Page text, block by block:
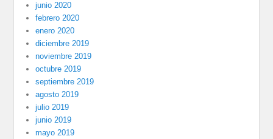
junio 2020
febrero 2020
enero 2020
diciembre 2019
noviembre 2019
octubre 2019
septiembre 2019
agosto 2019
julio 2019
junio 2019
mayo 2019